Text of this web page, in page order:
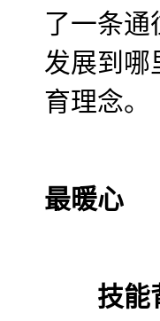
了一条通
发展到哪
育理念。
最暖心
技能